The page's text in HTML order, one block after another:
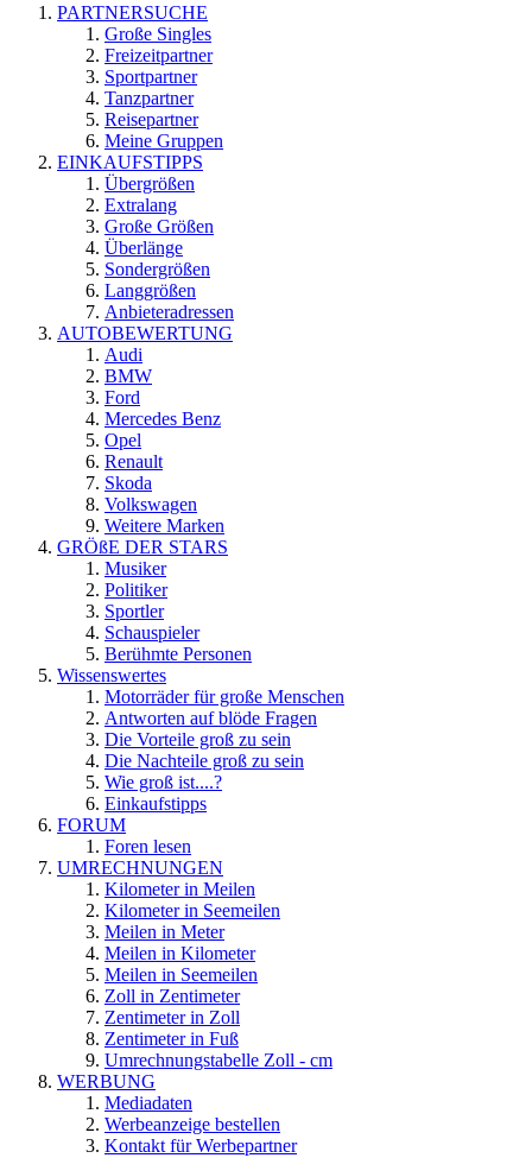
PARTNERSUCHE
Große Singles
Freizeitpartner
Sportpartner
Tanzpartner
Reisepartner
Meine Gruppen
EINKAUFSTIPPS
Übergrößen
Extralang
Große Größen
Überlänge
Sondergrößen
Langgrößen
Anbieteradressen
AUTOBEWERTUNG
Audi
BMW
Ford
Mercedes Benz
Opel
Renault
Skoda
Volkswagen
Weitere Marken
GRÖßE DER STARS
Musiker
Politiker
Sportler
Schauspieler
Berühmte Personen
Wissenswertes
Motorräder für große Menschen
Antworten auf blöde Fragen
Die Vorteile groß zu sein
Die Nachteile groß zu sein
Wie groß ist....?
Einkaufstipps
FORUM
Foren lesen
UMRECHNUNGEN
Kilometer in Meilen
Kilometer in Seemeilen
Meilen in Meter
Meilen in Kilometer
Meilen in Seemeilen
Zoll in Zentimeter
Zentimeter in Zoll
Zentimeter in Fuß
Umrechnungstabelle Zoll - cm
WERBUNG
Mediadaten
Werbeanzeige bestellen
Kontakt für Werbepartner